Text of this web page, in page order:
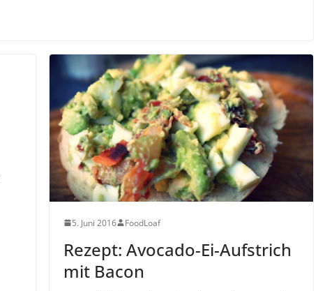
5. Juni 2016 FoodLoaf
Rezept: Avocado-Ei-Aufstrich
mit Bacon